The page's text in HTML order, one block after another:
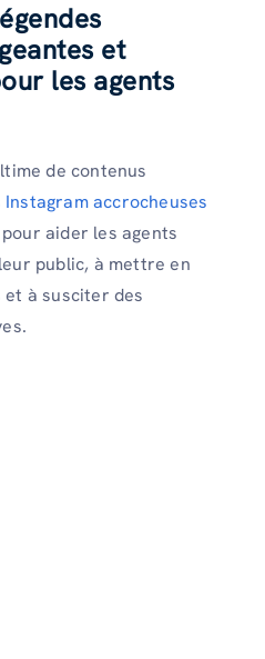
et
les agents
de contenus
Instagram accrocheuses
aider les agents
public, à mettre en
à susciter des